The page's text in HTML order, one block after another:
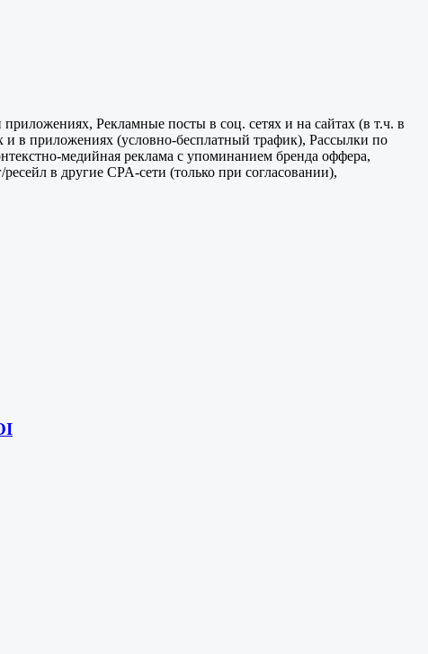
Рекламные посты в соц. сетях и на сайтах (в т.ч. в
и в приложениях (условно-бесплатный трафик), Рассылки по
медийная реклама с упоминанием бренда оффера,
в другие CPA-сети (только при согласовании),